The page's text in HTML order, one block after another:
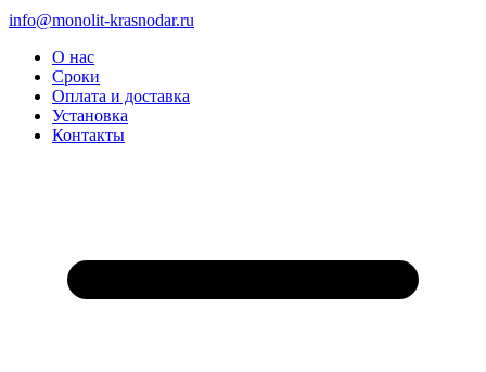
info@monolit-krasnodar.ru
О нас
Сроки
Оплата и доставка
Установка
Контакты